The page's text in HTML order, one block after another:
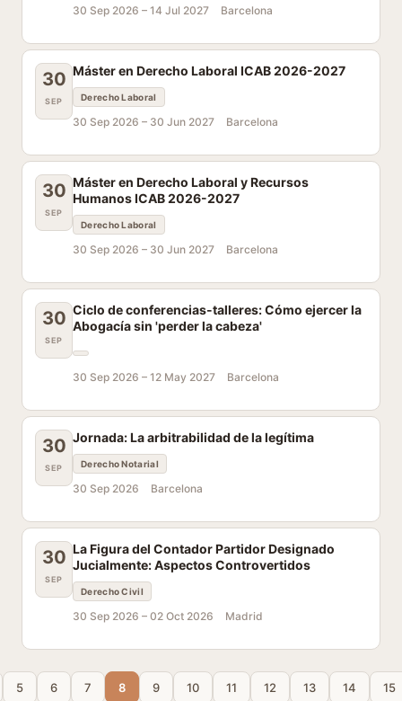
30 Sep 2026 – 14 Jul 2027 Barcelona
30
SEP
Máster en Derecho Laboral ICAB 2026-2027
Derecho Laboral
30 Sep 2026 – 30 Jun 2027 Barcelona
30
SEP
Máster en Derecho Laboral y Recursos
Humanos ICAB 2026-2027
Derecho Laboral
30 Sep 2026 – 30 Jun 2027 Barcelona
30
SEP
Ciclo de conferencias-talleres: Cómo ejercer la
Abogacía sin 'perder la cabeza'
30 Sep 2026 – 12 May 2027 Barcelona
30
SEP
Jornada: La arbitrabilidad de la legítima
Derecho Notarial
30 Sep 2026 Barcelona
30
SEP
La Figura del Contador Partidor Designado
Jucialmente: Aspectos Controvertidos
Derecho Civil
30 Sep 2026 – 02 Oct 2026 Madrid
5 6 7 8 9 10 11 12 13 14 15